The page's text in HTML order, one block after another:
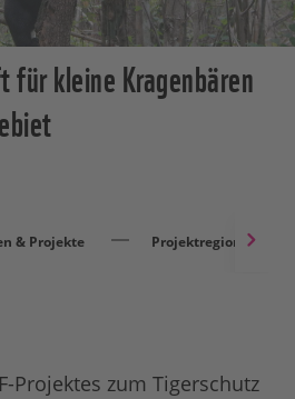
kleine Kragenbären
& Projekte Projektregionen
Projektes zum Tigerschutz